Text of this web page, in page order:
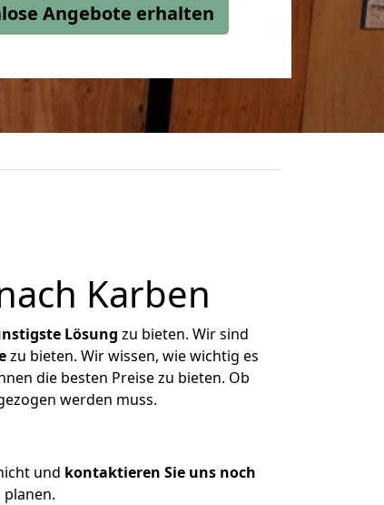
Angebote erhalten
Karben
Lösung zu bieten. Wir sind
zu bieten. Wir wissen, wie wichtig es
die besten Preise zu bieten. Ob
werden muss.
und kontaktieren Sie uns noch